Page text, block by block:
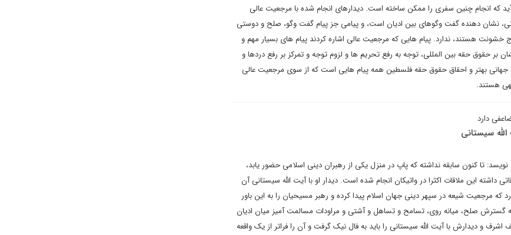
که انجام چنین سفری را ممکن ساخته است. دیدارهای انجام شده با مرجعیت عالی
نشان دهنده گفت وگوهای بین ادیان است، و پیامی جز پیام گفت وگو، صلح و دوستی
خشونت هستند، ندارد. پیام هایی که مرجعیت عالی اشاره کردند پیام های بسیار مهم و
حقوق حقه بین المللی، توجه به رفع تحریم ها و لزوم توجه و تمرکز بر رفع دردها و
جهانی بهتر و احقاق حقوق حقه فلسطین همه پیام هایی است که از سوی مرجعیت عالی
هستند.
دارد
سیستانی
تا کنون سابقه نداشته که پاپ در منزل یکی از رهبران دینی اسلامی حضور یابد،
داشته این ملاقات اکثرا در واتیکان انجام شده است. دیدار او با آیت الله سیستانی آن
که مرجعیت شیعه در سپهر دینی جهان اسلام پیدا کرده و رهبر مسیحیان را به این باور
به گسترش صلح، میانه روی، تسامح و تساهل و آشتی و مراودات مسالمت آمیز میان ادیان
و دیدارش با آیت الله سیستانی را باید به فال نیک گرفت و آن را فراتر از یک واقعه